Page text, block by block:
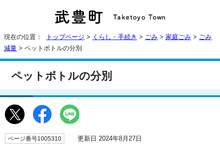
現在の位置： トップページ > くらし・手続き > ごみ > 家庭ごみ > ごみ
減量 > ペットボトルの分別
ペットボトルの分別
ページ番号1005310 更新日 2024年8月27日